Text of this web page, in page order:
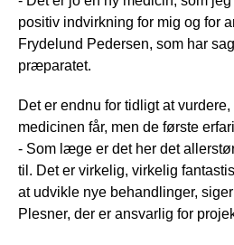
positiv indvirkning for mig og for
Frydelund Pedersen, som har
præparatet.
Det er endnu for tidligt at
medicinen får, men de første
- Som læge er det her det
til. Det er virkelig, virkelig
at udvikle nye behandlinger,
Plesner, der er ansvarlig for